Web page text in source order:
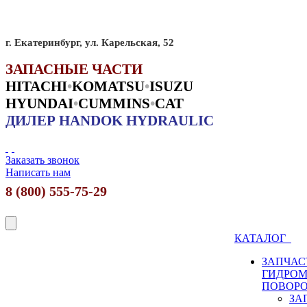
г. Екатеринбург, ул. Карельская, 52
ЗАПАСНЫЕ ЧАСТИ
HITACHI•KOMATSU•ISUZU
HYUNDAI•CUMMINS•CAT
ДИЛЕР HANDOK HYDRAULIC
Заказать звонок
Написать нам
8 (800) 555-75-29
КАТАЛОГ